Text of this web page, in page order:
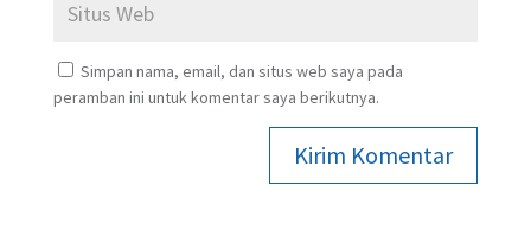
Simpan nama, email, dan situs web saya pada
peramban ini untuk komentar saya berikutnya.
Kirim Komentar